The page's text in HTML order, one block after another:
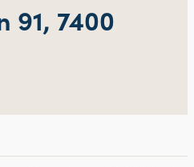
91, 7400